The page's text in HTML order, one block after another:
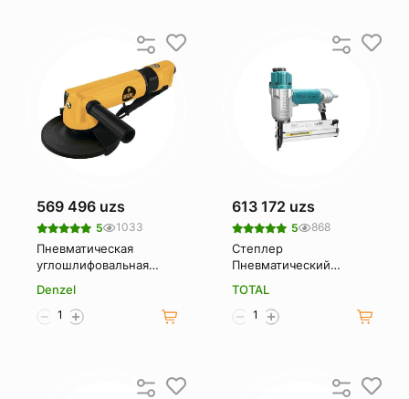
569 496 uzs
5 1033
Пневматическая
углошлифовальная
57477
Denzel
613 172 uzs
5 868
Степлер
Пневматический
TOTAL